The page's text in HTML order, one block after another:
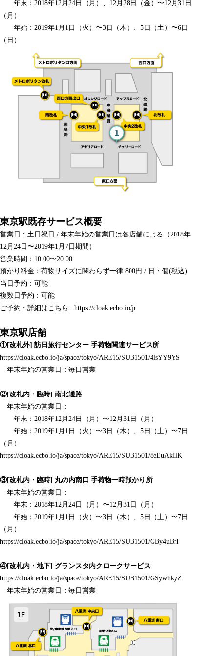
年末：2018年12月24日（月）、12月28日（金）〜12月31日
（月）
年始：2019年1月1日（火）〜3日（木）、5日（土）〜6日
（日）
東京駅既存サービス概要
営業日：土日祝日 / 年末年始の営業日は各店舗による（2018年
12月24日〜2019年1月7日期間）
営業時間：10:00〜20:00
預かり料金：荷物サイズに関わらず一律 800円 / 日・個(税込)
当日予約：可能
複数日予約：可能
ご予約・詳細はこちら : https://cloak.ecbo.io/jr
東京駅店舗
①[改札外] 訪日旅行センター 手荷物関連サービス所
https://cloak.ecbo.io/ja/space/tokyo/ARE15/SUB1501/4lsYY9YS
年末年始の営業日：毎日営業
②[改札内・臨時] 南北通路
年末年始の営業日：
年末：2018年12月24日（月）〜12月31日（月）
年始：2019年1月1日（火）〜3日（木）、5日（土）〜7日
（月）
https://cloak.ecbo.io/ja/space/tokyo/ARE15/SUB1501/8eEuAkHK
③[改札内・臨時] 丸の内南口 手荷物一時預かり所
年末年始の営業日：
年末：2018年12月24日（月）〜12月31日（月）
年始：2019年1月1日（火）〜3日（木）、5日（土）〜7日
（月）
https://cloak.ecbo.io/ja/space/tokyo/ARE15/SUB1501/GBy4uBrI
④[改札内・地下] グランスタ内クロークサービス
https://cloak.ecbo.io/ja/space/tokyo/ARE15/SUB1501/GSywhkyZ
年末年始の営業日：毎日営業